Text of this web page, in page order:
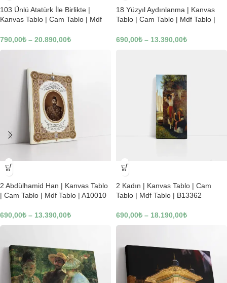
103 Ünlü Atatürk İle Birlikte |
Kanvas Tablo | Cam Tablo | Mdf
790,00₺ – 20.890,00₺
18 Yüzyıl Aydınlanma | Kanvas
Tablo | Cam Tablo | Mdf Tablo |
690,00₺ – 13.390,00₺
-23%
2 Abdülhamid Han | Kanvas Tablo
| Cam Tablo | Mdf Tablo | A10010
690,00₺ – 13.390,00₺
-23%
2 Kadın | Kanvas Tablo | Cam
Tablo | Mdf Tablo | B13362
690,00₺ – 18.190,00₺